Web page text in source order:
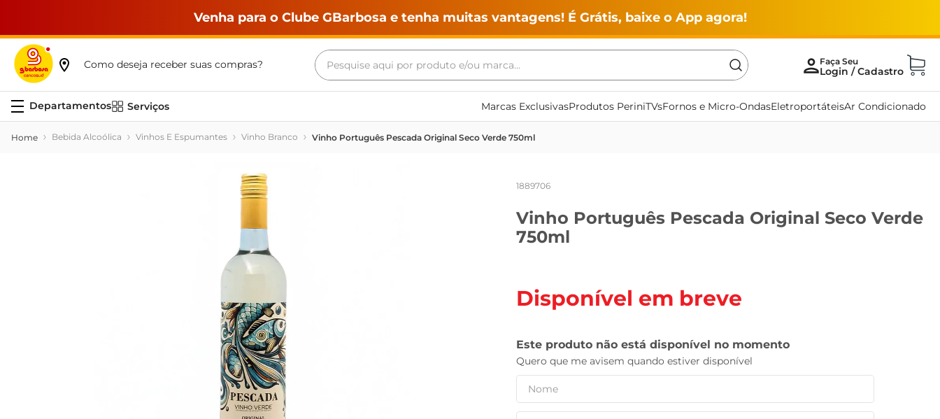
Venha para o Clube GBarbosa e tenha muitas vantagens! É Grátis, baixe o App agora!
Como deseja receber suas compras?
Pesquise aqui por produto e/ou marca...
Serviços Marcas ExclusivasProdutos PeriniTVsFornos e Micro-OndasEletroportáteisAr Condicionado
Bebida Alcoólica Vinhos E Espumantes Vinho Branco Vinho Português Pescada Original Seco Verde 750ml
1889706
Vinho Português Pescada Original Seco Verde
750ml
Disponível em breve
Termos mais buscados
maquina lavar